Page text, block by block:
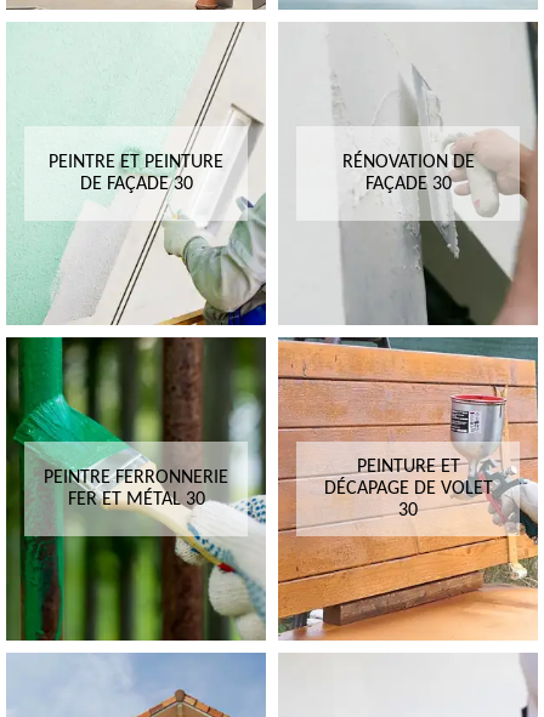
PEINTRE ET PEINTURE
DE FAÇADE 30
RÉNOVATION DE
FAÇADE 30
PEINTRE FERRONNERIE
FER ET MÉTAL 30
PEINTURE ET
DÉCAPAGE DE VOLET
30